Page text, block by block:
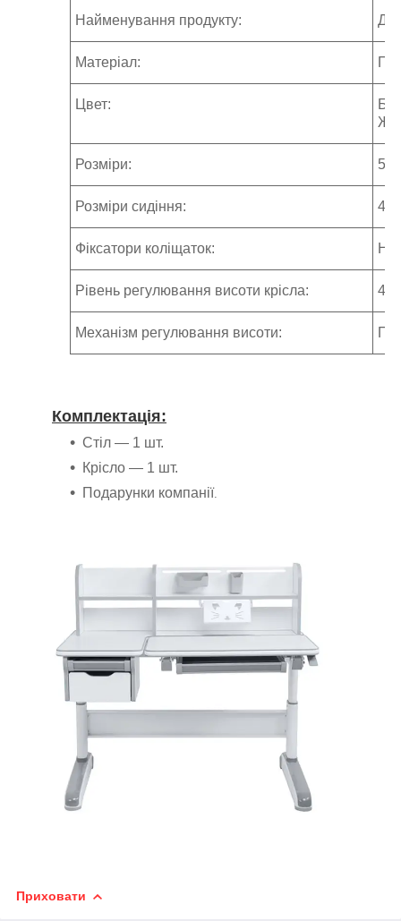
Найменування продукту:
Матеріал:
Цвет:
Розміри:
Розміри сидіння:
Фіксатори коліщаток:
Рівень регулювання висоти крісла:
Механізм регулювання висоти:
Комплектація:
Стіл — 1 шт.
Крісло — 1 шт.
Подарунки компанії.
Приховати